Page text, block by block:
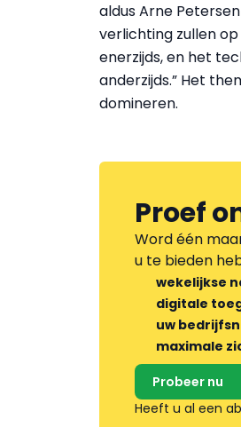
aldus Arne
verlichting zullen
enerzijds, en het
anderzijds.” Het
domineren.
Proef
Word één
u te bieden
wekelijkse
digitale
uw
maximale
Probeer nu
Heeft u al een